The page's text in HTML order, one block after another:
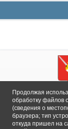
Продолжая
обработку файлов
(сведения о
браузера; тип
откуда пришел на